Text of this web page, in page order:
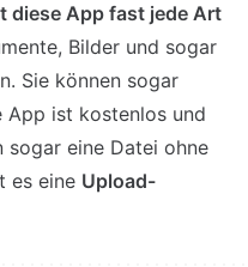
diese App fast jede Art
Bilder und sogar
Sie können sogar
App ist kostenlos und
sogar eine Datei ohne
es eine Upload-